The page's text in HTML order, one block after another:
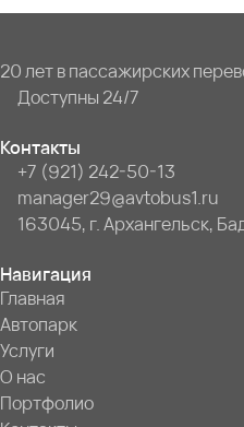
20 лет в пассажирских
Доступны 24/7
Контакты
+7 (921) 242-50-13
manager29@avtobus1.ru
163045, г. Архангельск,
Навигация
Главная
Автопарк
Услуги
О нас
Портфолио